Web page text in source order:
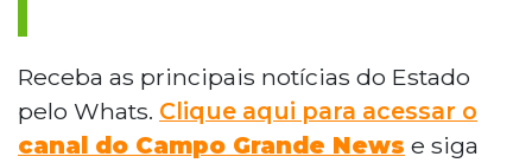
Receba as principais notícias do Estado
pelo Whats. Clique aqui para acessar o
canal do Campo Grande News e siga